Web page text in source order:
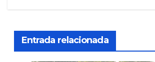
Entrada relacionada